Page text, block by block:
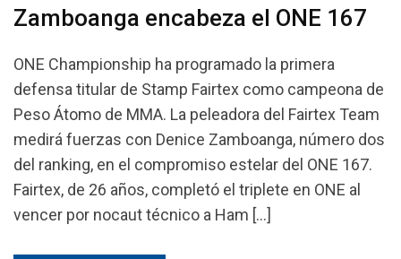
Zamboanga encabeza el ONE 167
ONE Championship ha programado la primera
defensa titular de Stamp Fairtex como campeona de
Peso Átomo de MMA. La peleadora del Fairtex Team
medirá fuerzas con Denice Zamboanga, número dos
del ranking, en el compromiso estelar del ONE 167.
Fairtex, de 26 años, completó el triplete en ONE al
vencer por nocaut técnico a Ham […]